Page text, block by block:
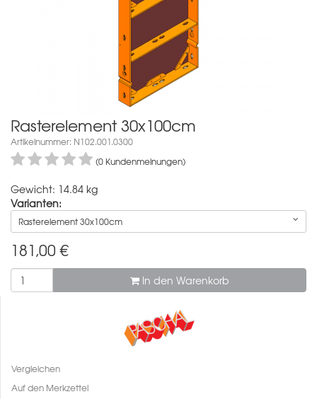
Rasterelement 30x100cm
Artikelnummer: N102.001.0300
(0 Kundenmeinungen)
Gewicht: 14.84 kg
Varianten:
Rasterelement 30x100cm
181,00 €
In den Warenkorb
Vergleichen
Auf den Merkzettel